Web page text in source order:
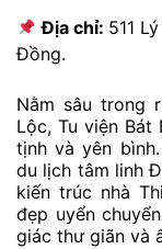
Địa chỉ: 511
Đồng.
Nằm sâu trong
Lộc, Tu viện Bát
tịnh và yên
du lịch tâm linh
kiến trúc nhà
đẹp uyển
giác thư giãn và